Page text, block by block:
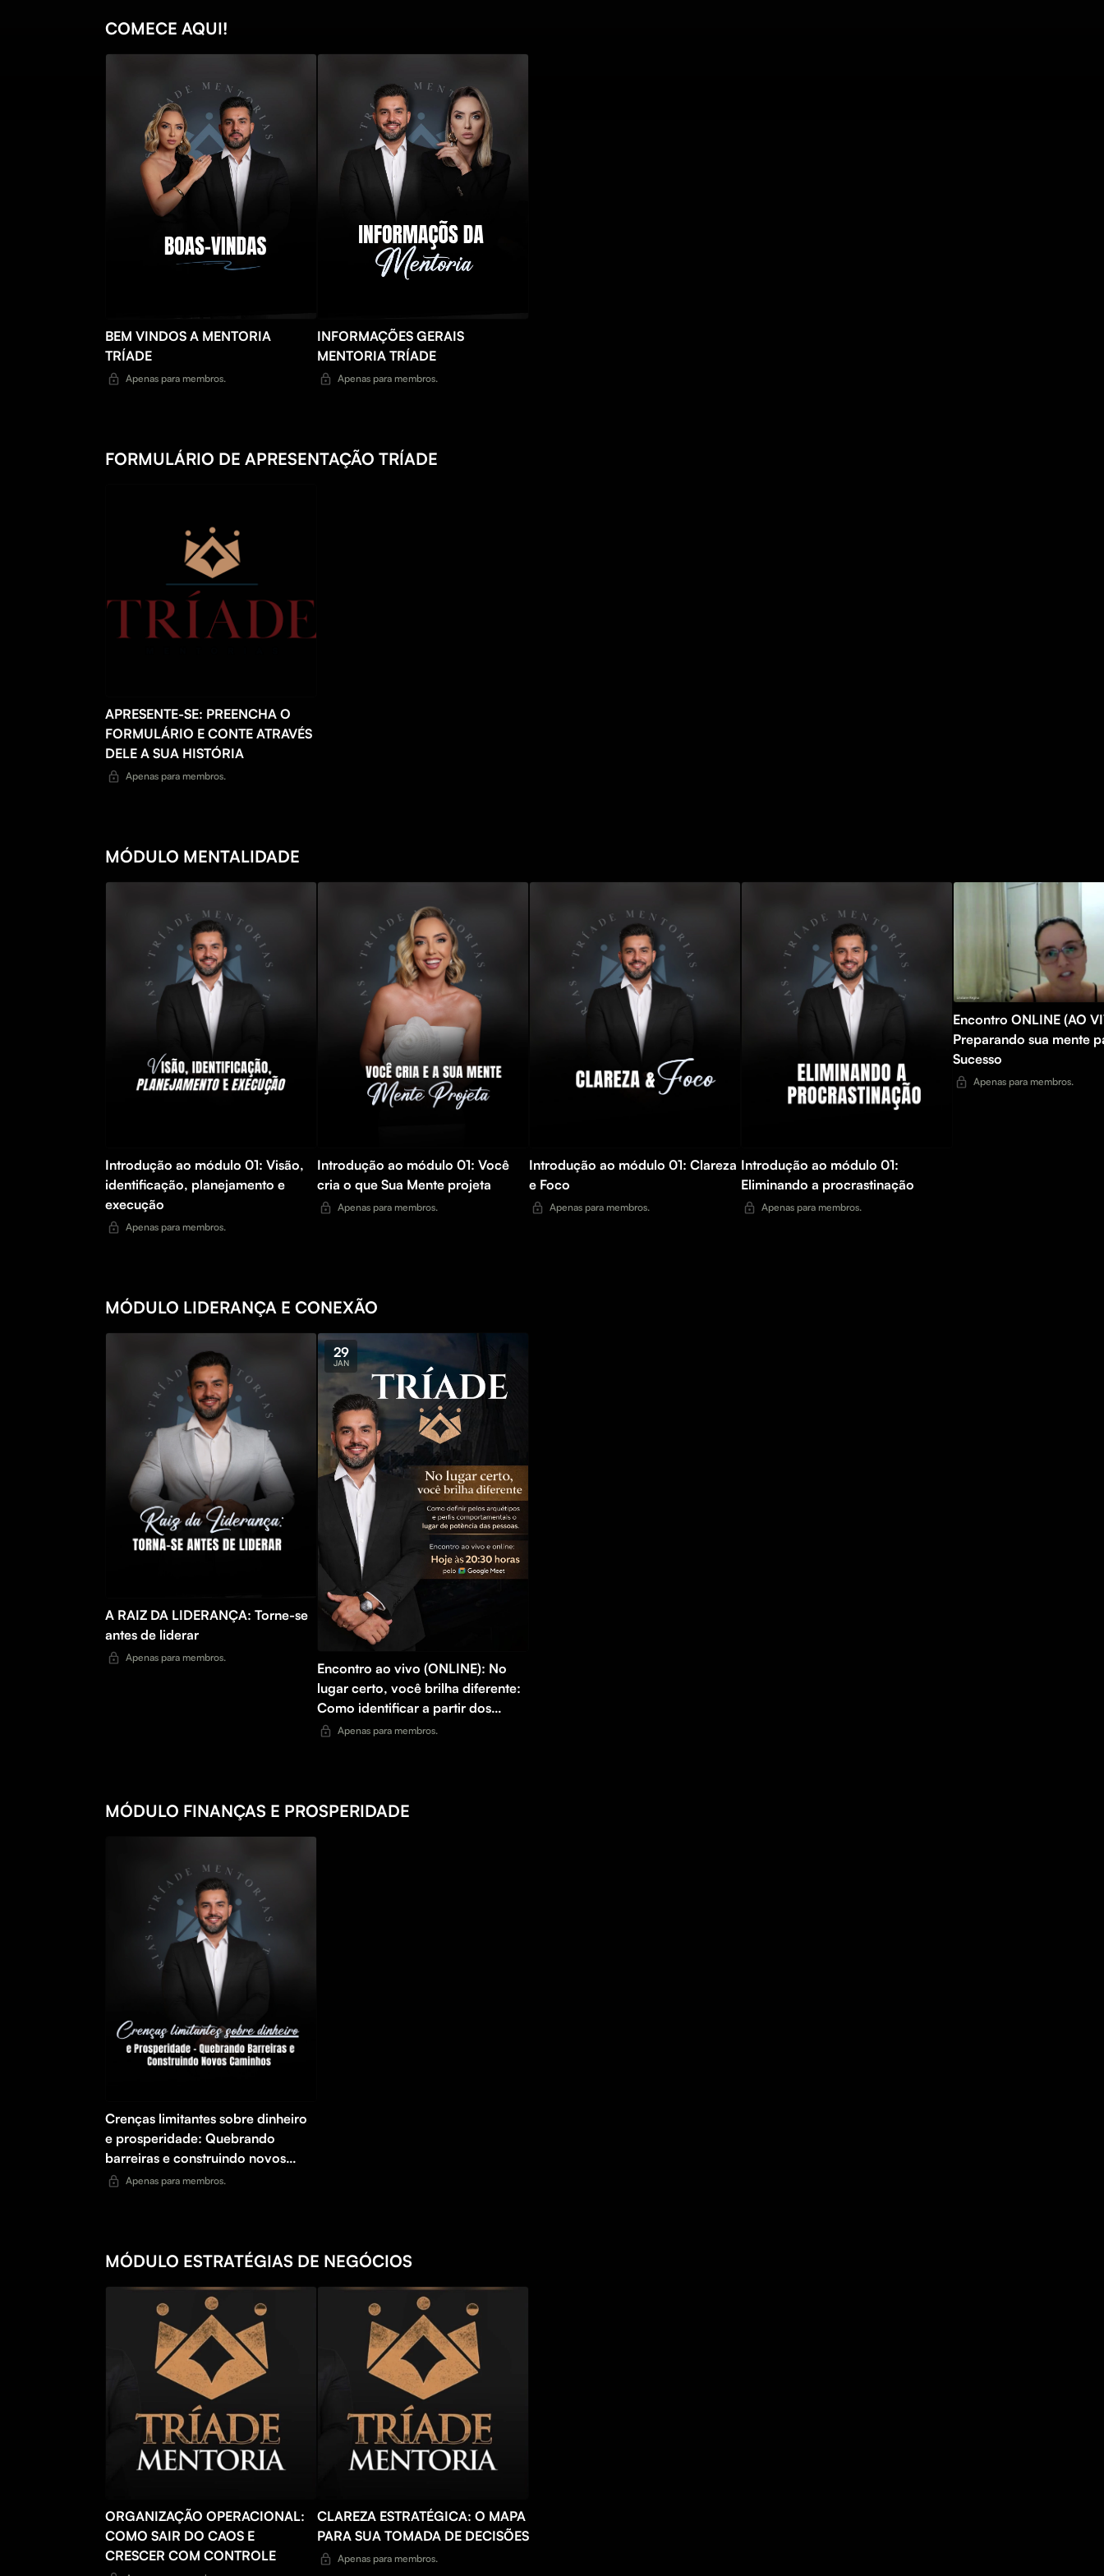
COMECE AQUI!
BEM VINDOS A MENTORIA
TRÍADE
Apenas para membros.
INFORMAÇÕES GERAIS
MENTORIA TRÍADE
Apenas para membros.
FORMULÁRIO DE APRESENTAÇÃO TRÍADE
APRESENTE-SE: PREENCHA O
FORMULÁRIO E CONTE ATRAVÉS
DELE A SUA HISTÓRIA
Apenas para membros.
MÓDULO MENTALIDADE
Introdução ao módulo 01: Visão,
identificação, planejamento e
execução
Apenas para membros.
Introdução ao módulo 01: Você
cria o que Sua Mente projeta
Apenas para membros.
Introdução ao módulo 01: Clareza
e Foco
Apenas para membros.
Introdução ao módulo 01:
Eliminando a procrastinação
Apenas para membros.
Encontro ONLINE (AO
Preparando sua mente
Sucesso
Apenas para membros.
MÓDULO LIDERANÇA E CONEXÃO
A RAIZ DA LIDERANÇA: Torne-se
antes de liderar
Apenas para membros.
29
JAN
Encontro ao vivo (ONLINE): No
lugar certo, você brilha diferente:
Como identificar a partir dos
arquétipos e perfis
Apenas para membros.
MÓDULO FINANÇAS E PROSPERIDADE
Crenças limitantes sobre dinheiro
e prosperidade: Quebrando
barreiras e construindo novos
caminhos
Apenas para membros.
MÓDULO ESTRATÉGIAS DE NEGÓCIOS
ORGANIZAÇÃO OPERACIONAL:
COMO SAIR DO CAOS E
CRESCER COM CONTROLE
CLAREZA ESTRATÉGICA: O MAPA
PARA SUA TOMADA DE DECISÕES
Apenas para membros.